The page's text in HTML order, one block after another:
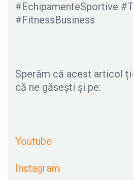
#EchipamenteSportive
#FitnessBusiness
Sperăm că acest articol
că ne găsești și pe:
Youtube
Instagram